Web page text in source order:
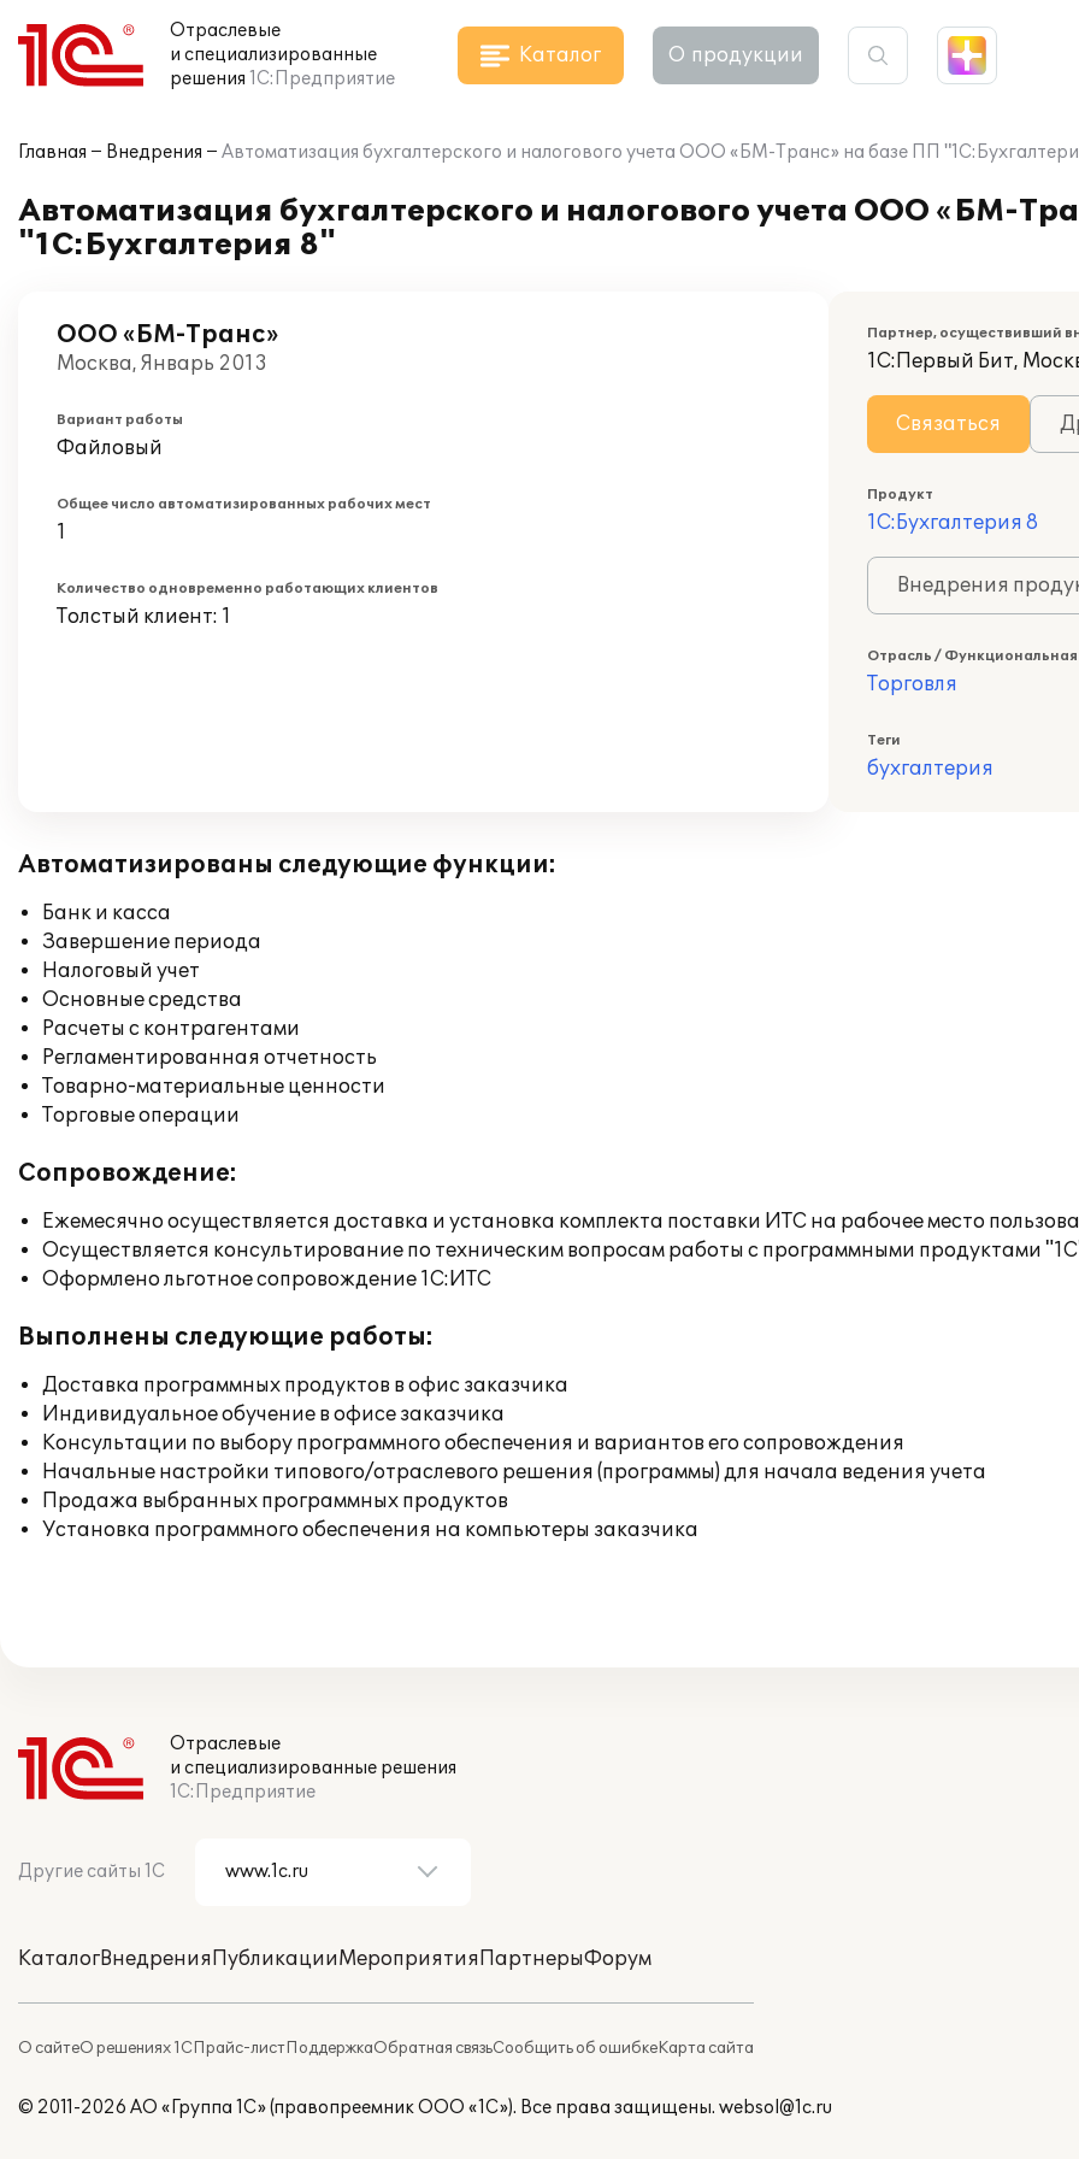
Отраслевые
и специализированные
решения 1С:Предприятие
Каталог О продукции
Главная Внедрения Автоматизация бухгалтерского и налогового учета ООО «БМ-Транс» на базе ПП
Автоматизация бухгалтерского и налогового учета ООО «БМ-
"1С:Бухгалтерия 8"
ООО «БМ-Транс»
Москва, Январь 2013
Вариант работы
Файловый
Общее число автоматизированных рабочих мест
1
Количество одновременно работающих клиентов
Толстый клиент: 1
Партнер, осуществивший
1С:Первый Бит,
Связаться
Продукт
1С:Бухгалтерия 8
Внедрения
Отрасль / Функциональная
Торговля
Теги
бухгалтерия
Автоматизированы следующие функции:
Банк и касса
Завершение периода
Налоговый учет
Основные средства
Расчеты с контрагентами
Регламентированная отчетность
Товарно-материальные ценности
Торговые операции
Сопровождение:
Ежемесячно осуществляется доставка и установка комплекта поставки ИТС на рабочее место
Осуществляется консультирование по техническим вопросам работы с программными продуктами
Оформлено льготное сопровождение 1С:ИТС
Выполнены следующие работы:
Доставка программных продуктов в офис заказчика
Индивидуальное обучение в офисе заказчика
Консультации по выбору программного обеспечения и вариантов его сопровождения
Начальные настройки типового/отраслевого решения (программы) для начала ведения учета
Продажа выбранных программных продуктов
Установка программного обеспечения на компьютеры заказчика
Отраслевые
и специализированные решения
1С:Предприятие
Другие сайты 1С
КаталогВнедренияПубликацииМероприятияПартнерыФорум
О сайтеО решениях 1СПрайс-листПоддержкаОбратная связьСообщить об ошибкеКарта сайта
© 2011-2026 АО «Группа 1С» (правопреемник ООО «1С»). Все права защищены. websol@1c.ru